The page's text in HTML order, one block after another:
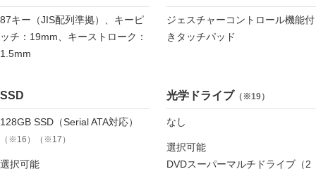
87キー（JIS配列準拠）、キーピ
ッチ：19mm、キーストローク：
1.5mm
ジェスチャーコントロール機能付
きタッチパッド
SSD
128GB SSD（Serial ATA対応）
（※16）（※17）
選択可能
光学ドライブ （※19）
なし
選択可能
DVDスーパーマルチドライブ（2